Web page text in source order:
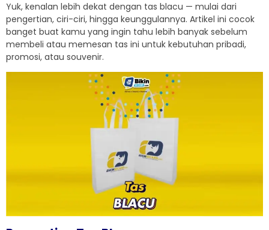
Yuk, kenalan lebih dekat dengan tas blacu — mulai dari
pengertian, ciri-ciri, hingga keunggulannya. Artikel ini cocok
banget buat kamu yang ingin tahu lebih banyak sebelum
membeli atau memesan tas ini untuk kebutuhan pribadi,
promosi, atau souvenir.